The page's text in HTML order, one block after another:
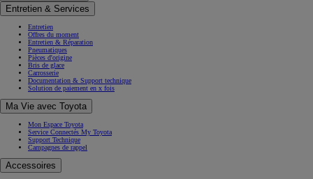
Entretien & Services
Entretien
Offres du moment
Entretien & Réparation
Pneumatiques
Pièces d'origine
Bris de glace
Carrosserie
Documentation & Support technique
Solution de paiement en x fois
Ma Vie avec Toyota
Mon Espace Toyota
Service Connectés My Toyota
Support Technique
Campagnes de rappel
Accessoires